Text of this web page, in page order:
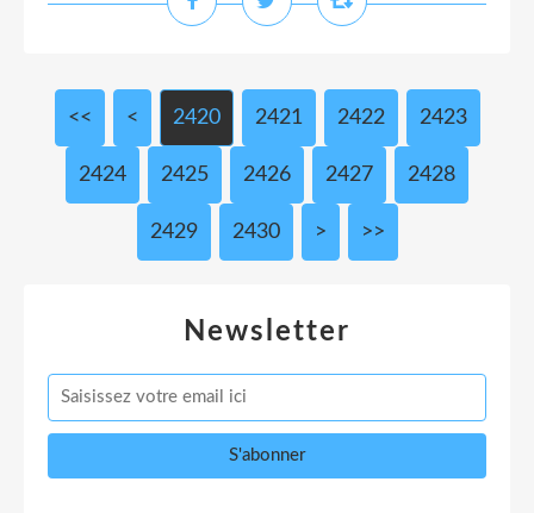
<< < 2400
2410
2420 2421 2422 2423
2424 2425 2426 2427 2428
2429 2430 2440
2450
2460
2470
2480
2490
2500
2600
2700
2800
2900
3000
> >>
Newsletter